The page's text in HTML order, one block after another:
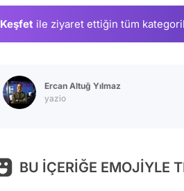
Keşfet ile ziyaret ettiğin tüm
Ercan Altuğ Yılmaz
yazio
BU İÇERİĞE EMOJİYLE